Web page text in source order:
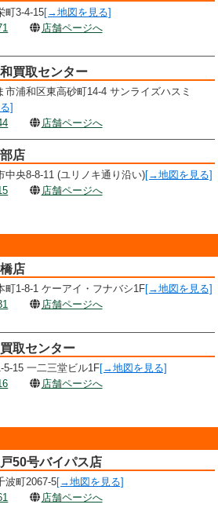
町3-4-15[→地図を見る]
店舗ページへ
買取センター
市浦和区東高砂町14-4 サンライズハスミ
]
店舗ページへ
店
中央8-8-11 (ユリノキ通り沿い)[→地図を見る]
店舗ページへ
店
町1-8-1 ケーアイ・フナバシ1F[→地図を見る]
店舗ページへ
取センター
5-15 一二三堂ビル1F[→地図を見る]
店舗ページへ
50号バイパス店
波町2067-5[→地図を見る]
店舗ページへ